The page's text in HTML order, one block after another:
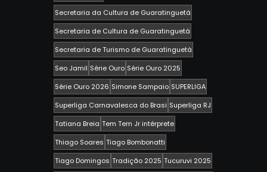
Secretaria da Cultura de Guaratinguetá
Secretaria de Cultura de Guaratinguetá
Secretaria de Turismo de Guaratinguetá
Seo Jamil Série Ouro Série Ouro 2025
Série Ouro 2026 Simone Sampaio SUPERLIGA
Superliga Carnavalesca do Brasi Superliga RJ
Tatiana Breia Tem Tem Jr intérprete
Thiago Soares Tiago Bombonatti
Tiago Domingos Tradição 2025 Tucuruvi 2025